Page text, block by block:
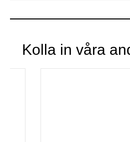
Kolla in våra